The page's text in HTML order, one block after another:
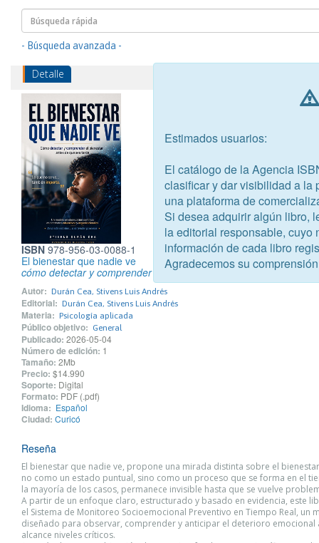
- Búsqueda avanzada -
Detalle
ISBN 978-956-03-0088-1
El bienestar que nadie ve
cómo detectar y comprender el bienestar antes de que sea tarde
Autor: Durán Cea, Stivens Luis Andrés
Editorial: Durán Cea, Stivens Luis Andrés
Materia: Psicología aplicada
Público objetivo: General
Publicado: 2026-05-04
Número de edición: 1
Tamaño: 2Mb
Precio: $14.990
Soporte: Digital
Formato: PDF (.pdf)
Idioma: Español
Ciudad: Curicó
Reseña
El bienestar que nadie ve, propone una mirada distinta sobre el
no como un estado puntual, sino como un proceso que se forma en el
la mayoría de los casos, permanece invisible hasta que se vuelve
A partir de un enfoque claro, estructurado y basado en evidencia, este
el Sistema de Monitoreo Socioemocional Preventivo en Tiempo Real, un
diseñado para observar, comprender y anticipar el deterioro emocional
alcance niveles críticos.
Estimados usuarios:
El catálogo de la Agencia
clasificar y dar visibilidad a la
una plataforma de
Si desea adquirir algún libro,
la editorial responsable, cuyo
información de cada libro
Agradecemos su